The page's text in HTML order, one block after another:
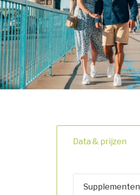
Data & prijzen
Supplementen